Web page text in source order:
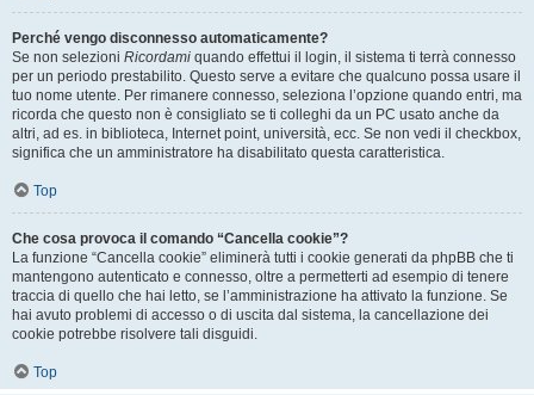
Perché vengo disconnesso automaticamente?
Se non selezioni Ricordami quando effettui il login, il sistema ti terrà connesso
per un periodo prestabilito. Questo serve a evitare che qualcuno possa usare il
tuo nome utente. Per rimanere connesso, seleziona l’opzione quando entri, ma
ricorda che questo non è consigliato se ti colleghi da un PC usato anche da
altri, ad es. in biblioteca, Internet point, università, ecc. Se non vedi il checkbox,
significa che un amministratore ha disabilitato questa caratteristica.
Top
Che cosa provoca il comando “Cancella cookie”?
La funzione “Cancella cookie” eliminerà tutti i cookie generati da phpBB che ti
mantengono autenticato e connesso, oltre a permetterti ad esempio di tenere
traccia di quello che hai letto, se l’amministrazione ha attivato la funzione. Se
hai avuto problemi di accesso o di uscita dal sistema, la cancellazione dei
cookie potrebbe risolvere tali disguidi.
Top